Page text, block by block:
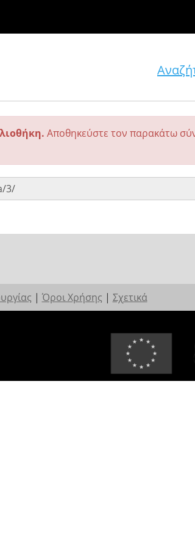
Αποθηκεύστε τον παρακάτω
| Όροι Χρήσης | Σχετικά